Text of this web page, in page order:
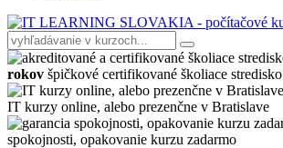
rokov špičkové certifikované školiace stredisko
IT kurzy online, alebo prezenčne v Bratislave
spokojnosti, opakovanie kurzu zadarmo